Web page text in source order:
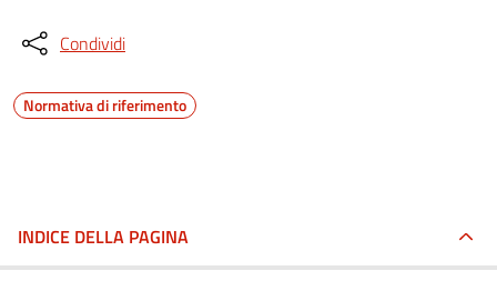
Condividi
Normativa di riferimento
INDICE DELLA PAGINA